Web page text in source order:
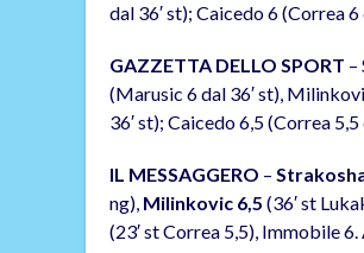
dal 36′ st); Caicedo 6 (Correa
GAZZETTA DELLO SPORT –
(Marusic 6 dal 36′ st),
36′ st); Caicedo 6,5 (Correa
IL MESSAGGERO –
ng), Milinkovic 6,5 (36′ st
(23′ st Correa 5,5), Immobile